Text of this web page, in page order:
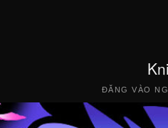
ĐĂNG VÀO